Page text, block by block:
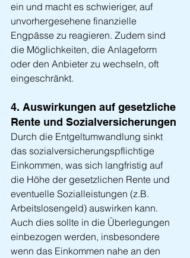
ein und macht es schwieriger, auf
unvorhergesehene finanzielle
Engpässe zu reagieren. Zudem sind
die Möglichkeiten, die Anlageform
oder den Anbieter zu wechseln, oft
eingeschränkt.
4. Auswirkungen auf gesetzliche
Rente und Sozialversicherungen
Durch die Entgeltumwandlung sinkt
das sozialversicherungspflichtige
Einkommen, was sich langfristig auf
die Höhe der gesetzlichen Rente und
eventuelle Sozialleistungen (z.B.
Arbeitslosengeld) auswirken kann.
Auch dies sollte in die Überlegungen
einbezogen werden, insbesondere
wenn das Einkommen nahe an den